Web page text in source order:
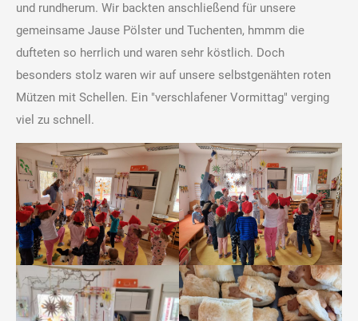
und rundherum. Wir backten anschließend für unsere
gemeinsame Jause Pölster und Tuchenten, hmmm die
dufteten so herrlich und waren sehr köstlich. Doch
besonders stolz waren wir auf unsere selbstgenähten roten
Mützen mit Schellen. Ein "verschlafener Vormittag" verging
viel zu schnell.